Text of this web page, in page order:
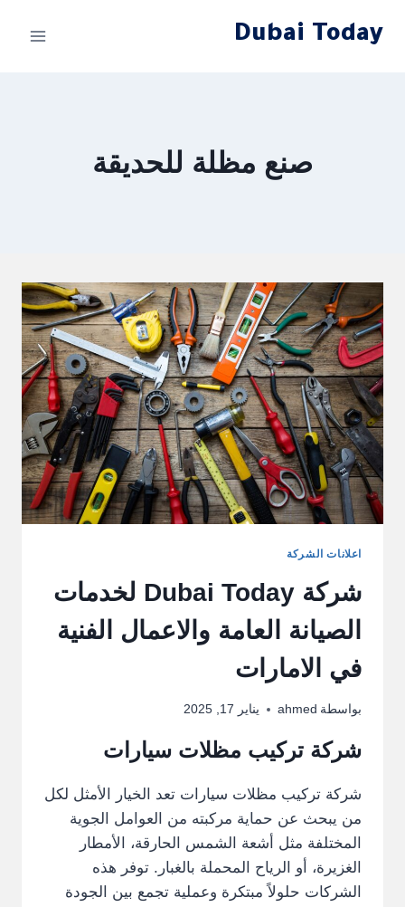
Dubai Today
صنع مظلة للحديقة
اعلانات الشركة
شركة Dubai Today لخدمات
الصيانة العامة والاعمال الفنية
في الامارات
بواسطة ahmed يناير 17, 2025
شركة تركيب مظلات سيارات
شركة تركيب مظلات سيارات تعد الخيار الأمثل لكل
من يبحث عن حماية مركبته من العوامل الجوية
المختلفة مثل أشعة الشمس الحارقة، الأمطار
الغزيرة، أو الرياح المحملة بالغبار. توفر هذه
الشركات حلولاً مبتكرة وعملية تجمع بين الجودة